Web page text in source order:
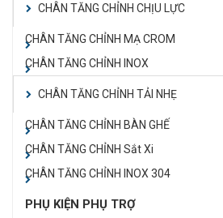
CHÂN TĂNG CHỈNH CHỊU LỰC
CHÂN TĂNG CHỈNH MẠ CROM
CHÂN TĂNG CHỈNH INOX
CHÂN TĂNG CHỈNH TẢI NHẸ
CHÂN TĂNG CHỈNH BÀN GHẾ
CHÂN TĂNG CHỈNH Sắt Xi
CHÂN TĂNG CHỈNH INOX 304
PHỤ KIỆN PHỤ TRỢ